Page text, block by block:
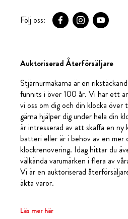
Följ oss:
Auktoriserad Återförsäljare
Stjärnurmakarna är en
funnits i över 100 år. Vi har ett
vi oss om dig och din klocka
gärna hjälper dig under hela din
är intresserad av att skaffa en
batteri eller är i behov av en mer
klockrenovering. Idag hittar du
välkända varumärken i flera av
Vi är en auktoriserad
äkta varor.
Läs mer här